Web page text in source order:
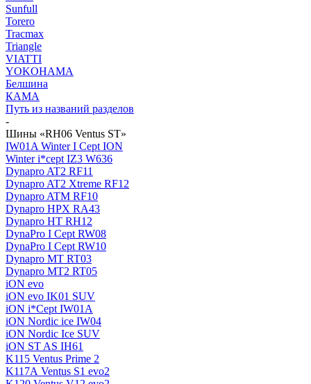
Sunfull
Torero
Tracmax
Triangle
VIATTI
YOKOHAMA
Белшина
КАМА
Путь из названий разделов
-
Шины «RH06 Ventus ST»
IW01A Winter I Cept ION
Winter i*cept IZ3 W636
Dynapro AT2 RF11
Dynapro AT2 Xtreme RF12
Dynapro ATM RF10
Dynapro HPX RA43
Dynapro HT RH12
DynaPro I Cept RW08
DynaPro I Cept RW10
Dynapro MT RT03
Dynapro MT2 RT05
iON evo
iON evo IK01 SUV
iON i*Cept IW01A
iON Nordic ice IW04
iON Nordic Ice SUV
iON ST AS IH61
K115 Ventus Prime 2
K117А Ventus S1 evo2